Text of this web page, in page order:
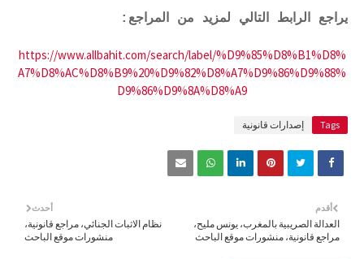
يراجع الرابط التالي لمزيد من المراجع:
https://www.allbahit.com/search/label/%D9%85%D8%B1%D8%
A7%D8%AC%D8%B9%20%D9%82%D8%A7%D9%86%D9%88%
D9%86%D9%8A%D8%A9
Tags إصدارات قانونية
أحدث
نظام الاثبات الجنائي، مراجع قانونية،
منشورات موقع الباحث
أقدم
العدالة الصريبية بالمغرب، يونس مليح،
مراجع قانونية، منشورات موقع الباحث